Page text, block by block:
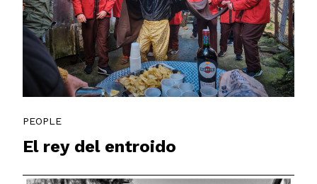
PEOPLE
El rey del entroido